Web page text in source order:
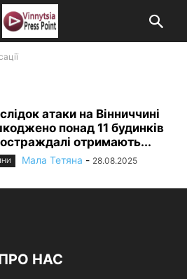
атаки на Вінниччині
понад 11 будинків
отримають...
Мала Тетяна - 28.08.2025
НАС